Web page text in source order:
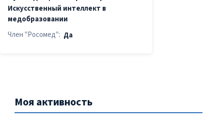
Искусственный интеллект в
медобразовании
Член "Росомед": Да
Моя активность